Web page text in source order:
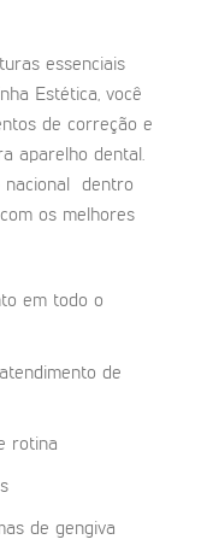
essenciais
Estética, você
de correção e
aparelho dental.
nacional dentro
os melhores
em todo o
de
rotina
de gengiva